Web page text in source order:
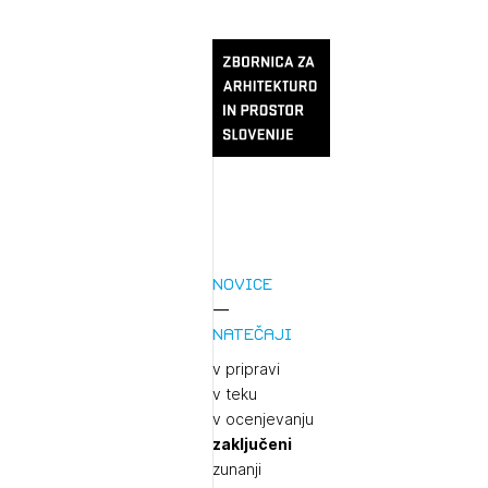
Novice
Natečaji
v pripravi
v teku
v ocenjevanju
zaključeni
zunanji